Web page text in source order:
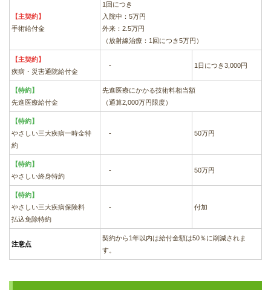
【主契約】
手術給付金
1回につき
入院中：5万円
外来：2.5万円
（放射線治療：1回につき5万円）
【主契約】
疾病・災害通院給付金
- 1日につき3,000円
【特約】
先進医療給付金
先進医療にかかる技術料相当額
（通算2,000万円限度）
【特約】
やさしい三大疾病一時金特
約
- 50万円
【特約】
やさしい終身特約
- 50万円
【特約】
やさしい三大疾病保険料
払込免除特約
- 付加
注意点
契約から1年以内は給付金額は50％に削減されま
す。